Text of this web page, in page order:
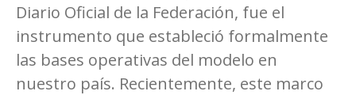
Diario Oficial de la Federación, fue el
instrumento que estableció formalmente
las bases operativas del modelo en
nuestro país. Recientemente, este marco